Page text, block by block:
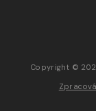
Copyright ©